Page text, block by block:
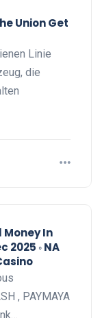
Union Get
Linie
die
Money In
2025 ◦ NA
, PAYMAYA